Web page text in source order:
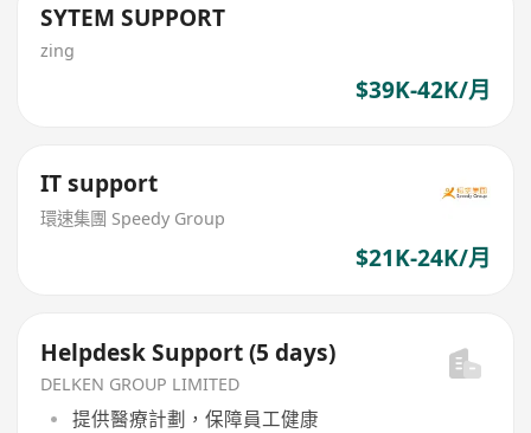
SYTEM SUPPORT
zing
$39K-42K/月
IT support
環速集團 Speedy Group
$21K-24K/月
Helpdesk Support (5 days)
DELKEN GROUP LIMITED
提供醫療計劃，保障員工健康